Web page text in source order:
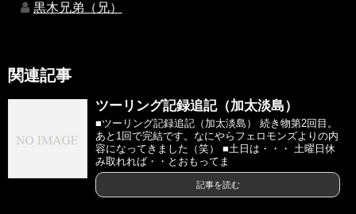
黒木兄弟（兄）
関連記事
ツーリング記録追記（加太淡島）
■ツーリング記録追記（加太淡島） 続き物第2回目。
あと1回で完結です。なにやらフェロモンズよりの内
容になってきました（笑） ■土日は・・・ 土曜日休
み取れれば・・とおもってま
記事を読む